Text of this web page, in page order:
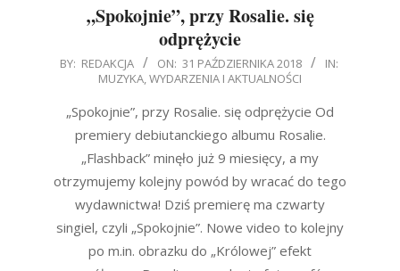
„Spokojnie”, przy Rosalie. się
odprężycie
2018-
BY: REDAKCJA ON: 31 PAŹDZIERNIKA 2018
IN:
MUZYKA,WYDARZENIA I AKTUALNOŚCI
„Spokojnie”, przy Rosalie. się odprężycie Od
premiery debiutanckiego albumu Rosalie.
„Flashback” minęło już 9 miesięcy, a my
otrzymujemy kolejny powód by wracać do tego
wydawnictwa! Dziś premierę ma czwarty
singiel, czyli „Spokojnie”. Nowe video to kolejny
po m.in. obrazku do „Królowej” efekt